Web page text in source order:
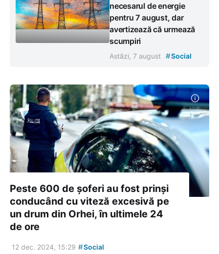
necesarul de energie
pentru 7 august, dar
avertizează că urmează
scumpiri
Astăzi, 7 august #Social
Peste 600 de șoferi au fost prinși
conducând cu viteză excesivă pe
un drum din Orhei, în ultimele 24
de ore
12 dec. 2024, 15:29 #Social